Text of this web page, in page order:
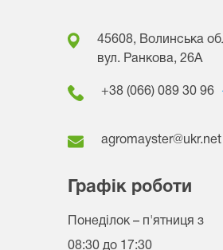
45608, Волинська
вул. Ранкова, 26A
+38 (066) 089 30 96
agromayster@ukr.net
Графік роботи
Понеділок – п'ятниця з
08:30 до 17:30